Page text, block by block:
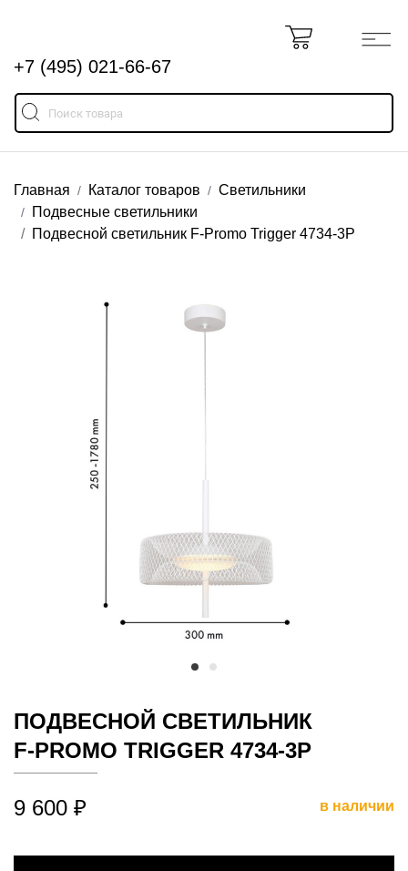
+7 (495) 021-66-67
Главная Каталог товаров
Светильники
Подвесные светильники
Подвесной светильник F-Promo Trigger 4734-3P
ПОДВЕСНОЙ СВЕТИЛЬНИК
F-PROMO TRIGGER 4734-3P
9 600 ₽ в наличии